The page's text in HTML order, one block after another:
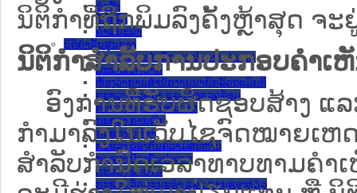
ຄໍາສັ່ງ
ຂໍ້ຕົກລົງ
ຄໍາແນະນໍາ
ນິຕິກໍາຂັ້ນສູນກາງ
ຫ້ອງວ່າການສໍານັກງານປະທານປະເທດ
ສະພາແຫ່ງຊາດ
ຫ້ອງວ່າການສຳນັກງານນາຍົກລັດຖະມົນຕີ
ກະຊວງ ກະສິກຳ ແລະ ສິ່ງແວດລ້ອມ
ກະຊວງ ການຕ່າງປະເທດ
ກະຊວງ ການເງິນ
ກະຊວງ ຍຸຕິທໍາ
ກະຊວງ ປ້ອງກັນຄວາມສະຫງົບ
ກະຊວງ ປ້ອງກັນປະເທດ
ກະຊວງ ພາຍໃນ
ກະຊວງ ວັດທະນະທຳ ແລະ ການທ່ອງທ່ຽວ
ນິຕິກຳທີ່ຖືກພິມລົງຄັ້ງຫຼ້າສຸດ ຈະ
ນິຕິກຳສຳລັບການປະກອບຄຳເ
ອົງການທີ່ຮັບຜິດຊອບສ້າງ ແລ
ກຳມາລົງໃນ​ເວັບ​ໄຊຈົດໝາຍເຫ
ສໍາລັບກໍານົດເວລາທາບທາມຄໍ